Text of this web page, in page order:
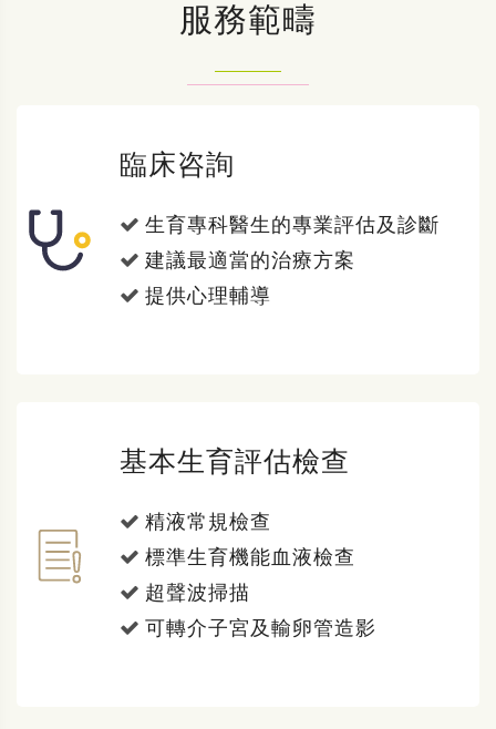
服務範疇
臨床咨詢
生育專科醫生的專業評估及診斷
建議最適當的治療方案
提供心理輔導
基本生育評估檢查
精液常規檢查
標準生育機能血液檢查
超聲波掃描
可轉介子宮及輸卵管造影